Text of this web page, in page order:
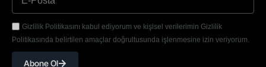
Gizlilik Politikasını kabul ediyorum ve kişisel verilerimin Gizlilik
Politikasında belirtilen amaçlar doğrultusunda işlenmesine izin veriyorum.
Abone Ol